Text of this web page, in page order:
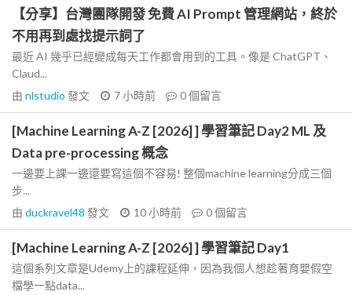
【分享】台灣團隊開發 免費 AI Prompt 管理網站，終於
不用再到處找提示詞了
最近 AI 幾乎已經變成每天工作都會用到的工具。像是 ChatGPT、
Claud...
由 nlstudio 發文 7 小時前 0個留言
[Machine Learning A-Z [2026] ] 學習筆記 Day2 ML 及
Data pre-processing 概念
一邊要上課一邊還要寫這個不容易! 整個machine learning分成三個
步...
由 duckravel48 發文 10 小時前 0個留言
[Machine Learning A-Z [2026] ] 學習筆記 Day1
這個系列文章是Udemy上的課程延伸，因為我個人想趁著育嬰假空
檔學一點data...